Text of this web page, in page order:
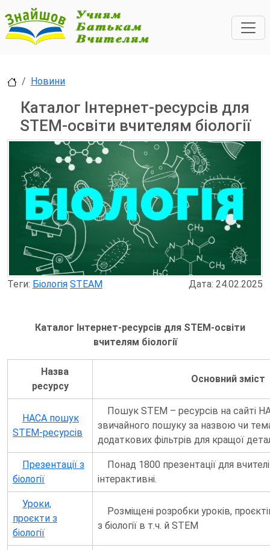
Новини
Каталог Інтернет-ресурсів для
STEM-освіти вчителям біології
Теги: Біологія STEAM Дата: 24.02.2025
Каталог Інтернет-ресурсів для STEM-освіти
вчителям біології
Назва
ресурсу
Основний зміст
НАСА пошук
STEM-ресурсів
Пошук STEM – ресурсів на сайті
звичайного пошуку за назвою чи
додаткових фільтрів для кращої
Презентації з
біології
Понад 1800 презентації для
інтерактивні.
Уроки,
проєкти з
біології
Розміщені розробки уроків,
з біології в т.ч. й STEM